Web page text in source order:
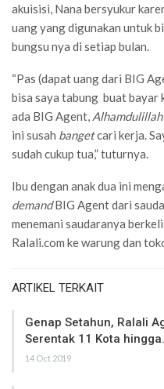
akuisisi, Nana bersyukur
uang yang digunakan untuk
bungsu nya di setiap bulan.
“Pas (dapat uang dari BIG
bisa saya tabung buat bayar
ada BIG Agent, Alhamdulillah
ini susah bangetcari kerja.
sudah cukup tua,” tuturnya.
Ibu dengan anak dua ini
demandBIG Agent dari
menemani saudaranya
Ralali.com ke warung dan
ARTIKEL TERKAIT
Genap Setahun, Ralali
Serentak 11 Kota
14 Oct 2019